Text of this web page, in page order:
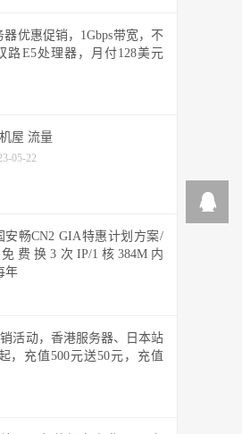
优惠促销，1Gbps带宽，不
路E5处理器，月付128美元
屋 流量
05-22
安畅CN2 GIA特惠计划方案/
费换3次IP/1核384M内
年
活动，香港服务器、日本站
，充值500元送50元，充值